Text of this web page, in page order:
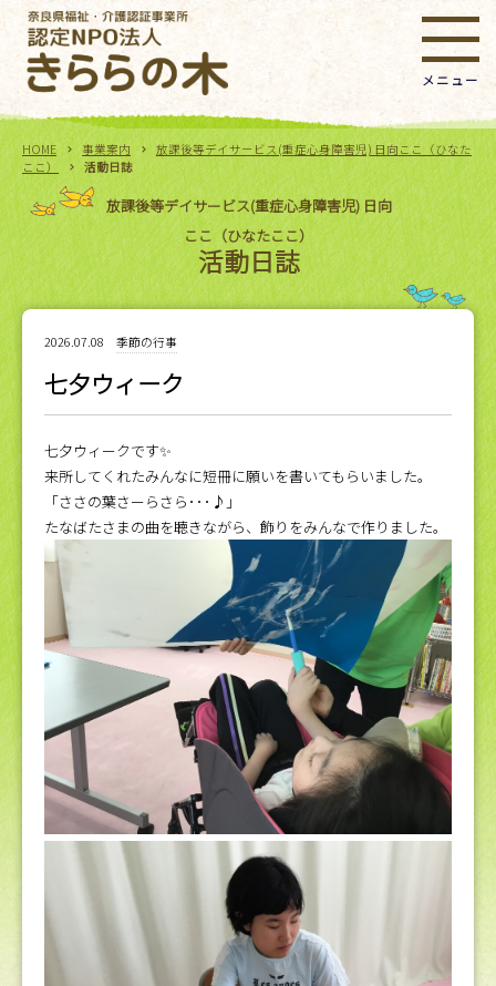
HOME 事業案内
放課後等デイサービス(重症心身障害児) 日向ここ（ひなた
ここ）
活動日誌
放課後等デイサービス(重症心身障害児) 日向
ここ（ひなたここ）
活動日誌
2026.07.08 季節の行事
七夕ウィーク
七夕ウィークです✨
来所してくれたみんなに短冊に願いを書いてもらいました。
「ささの葉さーらさら･･･♪」
たなばたさまの曲を聴きながら、飾りをみんなで作りました。